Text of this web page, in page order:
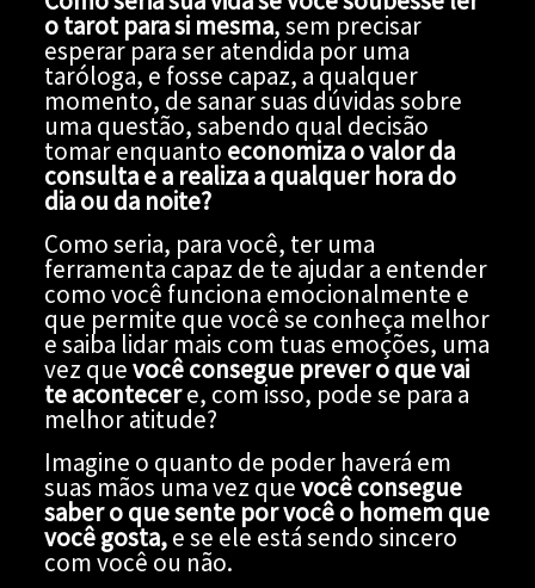
o tarot para si mesma, sem precisar
esperar para ser atendida por uma
taróloga, e fosse capaz, a qualquer
momento, de sanar suas dúvidas sobre
uma questão, sabendo qual decisão
tomar enquanto economiza o valor da
consulta e a realiza a qualquer hora do
dia ou da noite?
Como seria, para você, ter uma
ferramenta capaz de te ajudar a entender
como você funciona emocionalmente e
que permite que você se conheça melhor
e saiba lidar mais com tuas emoções, uma
vez quevocê consegue prever o que vai
te acontecere, com isso, pode se para a
melhor atitude?
Imagine o quanto de poder haverá em
suas mãos uma vez quevocê consegue
saber o que sente por você o homem que
você gosta,e se ele está sendo sincero
com você ou não.